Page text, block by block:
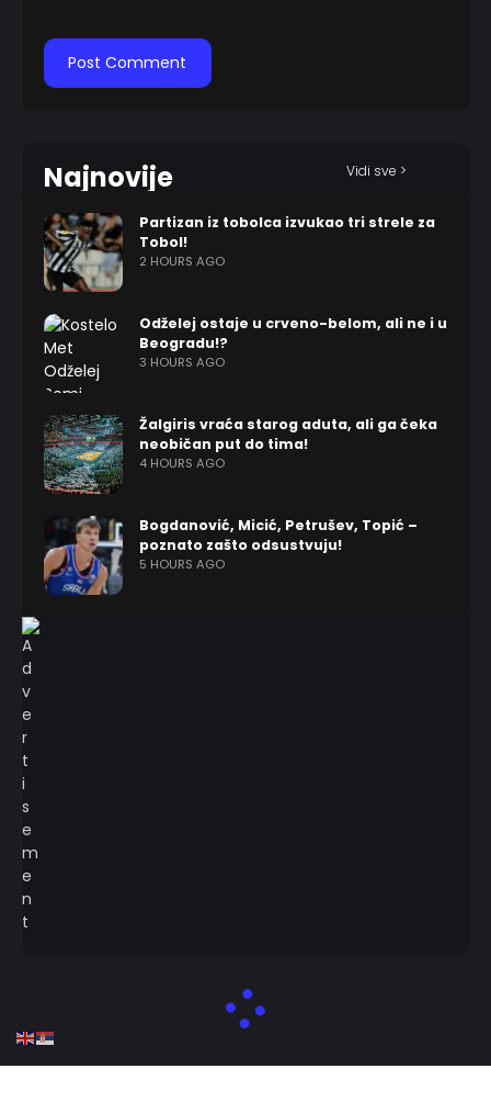
Najnovije Vidi sve >
Partizan iz tobolca izvukao tri strele za
Tobol!
2 HOURS AGO
Odželej ostaje u crveno-belom, ali ne i u
Beogradu!?
3 HOURS AGO
Žalgiris vraća starog aduta, ali ga čeka
neobičan put do tima!
4 HOURS AGO
Bogdanović, Micić, Petrušev, Topić –
poznato zašto odsustvuju!
5 HOURS AGO